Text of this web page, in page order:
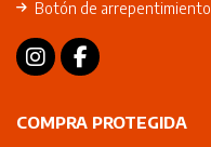
Botón de arrepentimiento
COMPRA PROTEGIDA